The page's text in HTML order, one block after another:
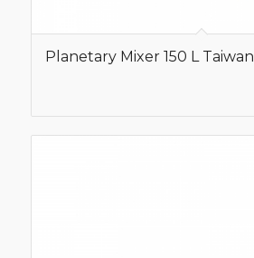
Planetary Mixer 150 L Taiwan